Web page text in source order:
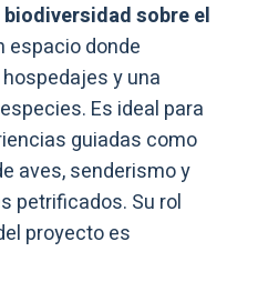
sobre el
espacio donde
y una
Es ideal para
guiadas como
aves, senderismo y
petrificados. Su rol
proyecto es